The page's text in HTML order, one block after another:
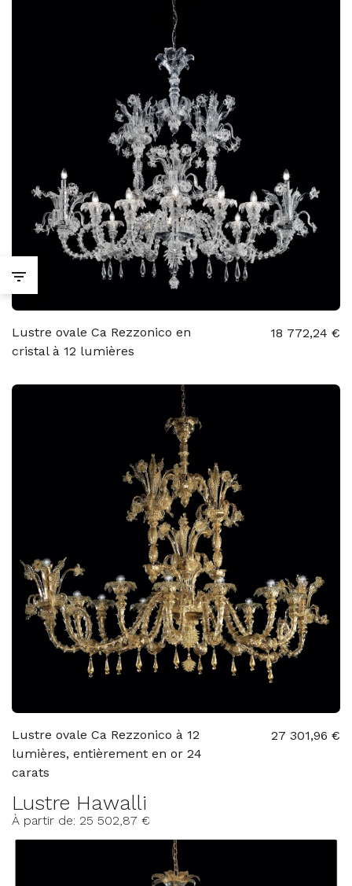
Lustre ovale Ca Rezzonico en
cristal à 12 lumières
18 772,24 €
Lustre ovale Ca Rezzonico à 12
lumières, entièrement en or 24
carats
27 301,96 €
Lustre Hawalli
À partir de: 25 502,87 €